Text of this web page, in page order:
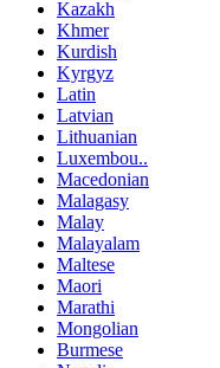
Kazakh
Khmer
Kurdish
Kyrgyz
Latin
Latvian
Lithuanian
Luxembou..
Macedonian
Malagasy
Malay
Malayalam
Maltese
Maori
Marathi
Mongolian
Burmese